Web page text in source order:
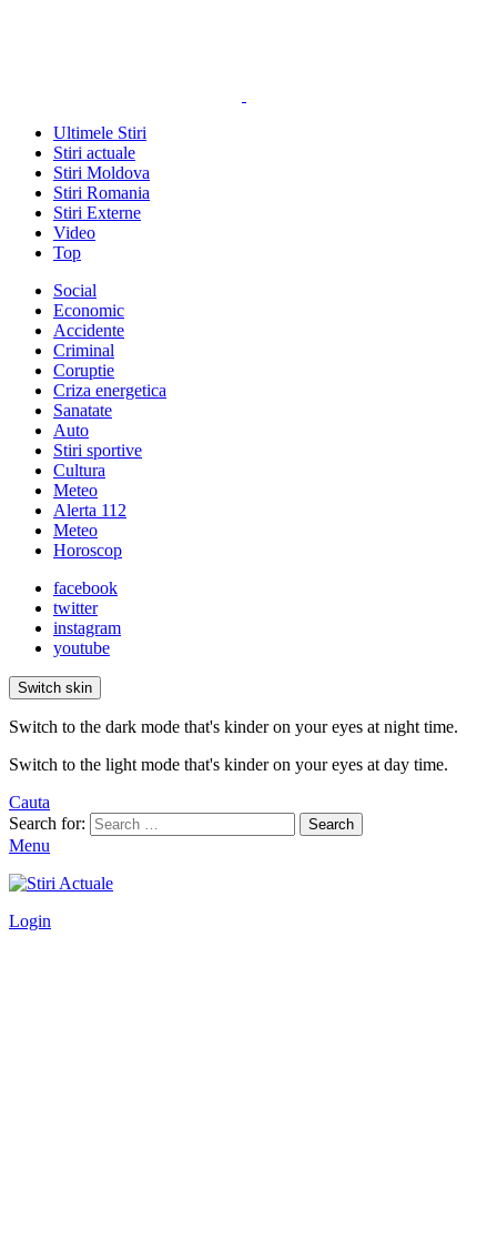
Ultimele Stiri
Stiri actuale
Stiri Moldova
Stiri Romania
Stiri Externe
Video
Top
Social
Economic
Accidente
Criminal
Coruptie
Criza energetica
Sanatate
Auto
Stiri sportive
Cultura
Meteo
Alerta 112
Meteo
Horoscop
facebook
twitter
instagram
youtube
Switch skin
Switch to the dark mode that's kinder on your eyes at night time.
Switch to the light mode that's kinder on your eyes at day time.
Cauta
Search for:
Search
Menu
Login